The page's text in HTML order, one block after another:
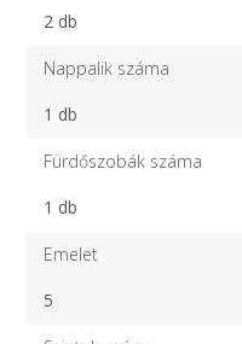
2 db
Nappalik száma
1 db
Fürdőszobák száma
1 db
Emelet
5